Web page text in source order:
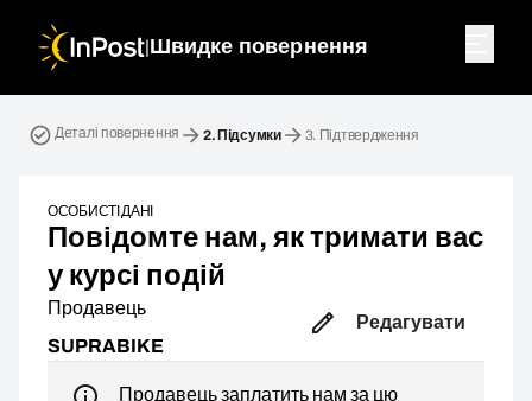
| Швидке повернення
Деталі повернення 2. Підсумки 3. Підтвердження
ОСОБИСТІ ДАНІ
Повідомте нам, як тримати вас
у курсі подій
Продавець
SUPRABIKE
Редагувати
Продавець заплатить нам за цю